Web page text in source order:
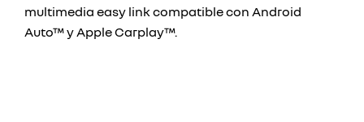
multimedia easy link compatible con Android
Auto™ y Apple Carplay™.